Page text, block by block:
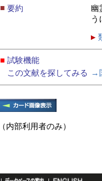
■ 要約
幽
う
■ 試験機能
この文献を探してみる
→
（内部利用者のみ）